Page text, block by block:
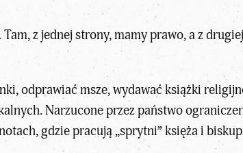
z jednej strony, mamy prawo, a z
odprawiać msze, wydawać książki
Narzucone przez państwo
gdzie pracują „sprytni” księża i